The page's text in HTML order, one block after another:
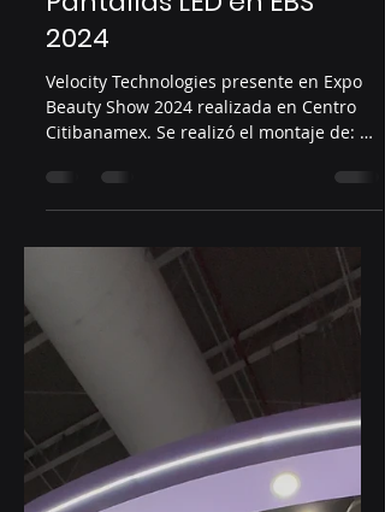
Dec 8, 2024
Pantallas LED en EBS
2024
Velocity Technologies presente en Expo
Beauty Show 2024 realizada en Centro
colgante de dos...